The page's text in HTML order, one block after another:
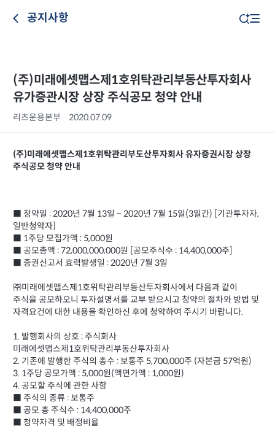
공지사항
(주)미래에셋맵스제1호위탁관리부동산투자회사
유가증관시장 상장 주식공모 청약 안내
리츠운용본부 2020.07.09
(주)미래에셋맵스제1호위탁관리부도산투자회사 유자증권시장 상장
주식공모 청약 안내
■ 청약일 : 2020년 7월 13일 ~ 2020년 7월 15일(3일간) [기관투자자,
일반청약자]
■ 1주당 모집가액 : 5,000원
■ 공모총액 : 72,000,000,000원 [공모주식수 : 14,400,000주]
■ 증권신고서 효력발생일 : 2020년 7월 3일
㈜미래에셋맵스제1호위탁관리부동산투자회사에서 다음과 같이
주식을 공모하오니 투자설명서를 교부 받으시고 청약의 절차와 방법 및
자격요건에 대한 내용을 확인하신 후에 청약하여 주시기 바랍니다.
1. 발행회사의 상호 : 주식회사
미래에셋맵스제1호위탁관리부동산투자회사
2. 기존에 발행한 주식의 총수 : 보통주 5,700,000주 (자본금 57억원)
3. 1주당 공모가액 : 5,000원(액면가액 : 1,000원)
4. 공모할 주식에 관한 사항
■ 주식의 종류 : 보통주
■ 공모 총 주식수 : 14,400,000주
■ 청약자격 및 배정비율